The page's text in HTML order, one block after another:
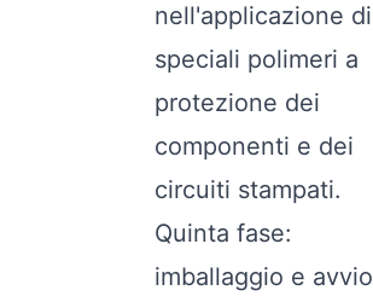
nell'applicazione di
speciali polimeri a
protezione dei
componenti e dei
circuiti stampati.
Quinta fase:
imballaggio e avvio